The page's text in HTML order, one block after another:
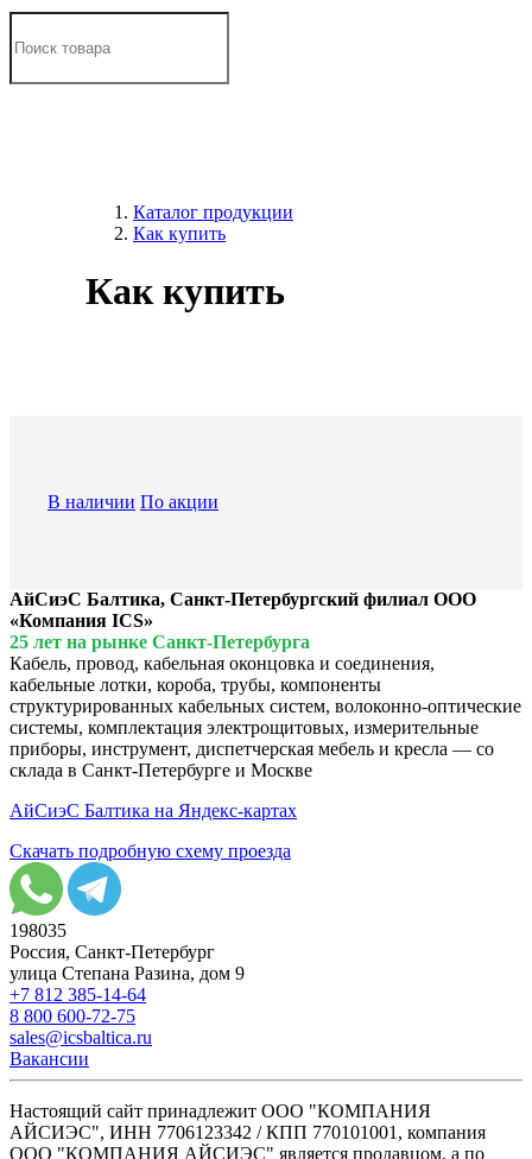
Каталог продукции
Как купить
Как купить
В наличии По акции
АйСиэС Балтика, Санкт-Петербургский филиал ООО
«Компания ICS»
25 лет на рынке Санкт-Петербурга
Кабель, провод, кабельная оконцовка и соединения,
кабельные лотки, короба, трубы, компоненты
структурированных кабельных систем, волоконно-оптические
системы, комплектация электрощитовых, измерительные
приборы, инструмент, диспетчерская мебель и кресла — со
склада в Санкт-Петербурге и Москве
АйСиэС Балтика на Яндекс-картах
Скачать подробную схему проезда
198035
Россия, Санкт-Петербург
улица Степана Разина, дом 9
+7 812 385-14-64
8 800 600-72-75
sales@icsbaltica.ru
Вакансии
Настоящий сайт принадлежит ООО "КОМПАНИЯ
АЙСИЭС", ИНН 7706123342 / КПП 770101001, компания
ООО "КОМПАНИЯ АЙСИЭС" является продавцом, а по